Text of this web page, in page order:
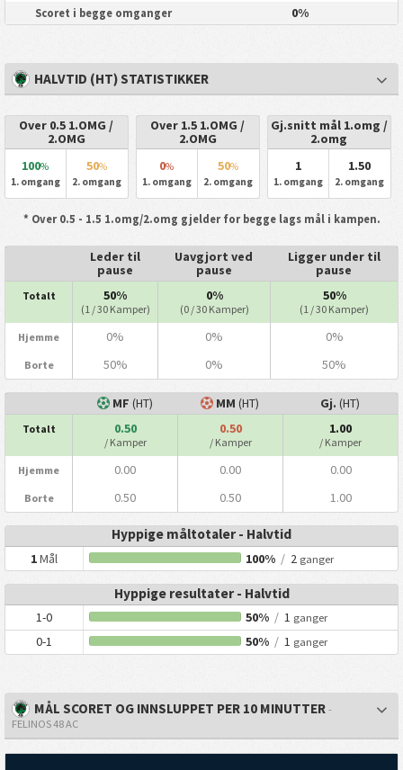
Scoret i begge omganger 0%
HALVTID (HT) STATISTIKKER
Over 0.5 1.OMG /
2.OMG
100%
1. omgang
50%
2. omgang
Over 1.5 1.OMG /
2.OMG
0%
1. omgang
50%
2. omgang
Gj.snitt mål 1.omg /
2.omg
1
1. omgang
1.50
2. omgang
* Over 0.5 - 1.5 1.omg/2.omg gjelder for begge lags mål i kampen.
Leder til
pause
Uavgjort ved
pause
Ligger under til
pause
Totalt 50%
(1 / 30 Kamper)
0%
(0 / 30 Kamper)
50%
(1 / 30 Kamper)
Hjemme 0% 0% 0%
Borte 50% 0% 50%
MF (HT) MM (HT) Gj. (HT)
Totalt 0.50
/ Kamper
0.50
/ Kamper
1.00
/ Kamper
Hjemme 0.00 0.00 0.00
Borte 0.50 0.50 1.00
Hyppige måltotaler - Halvtid
1Mål 100% / 2 ganger
Hyppige resultater - Halvtid
1-0 50% / 1 ganger
0-1 50% / 1 ganger
MÅL SCORET OG INNSLUPPET PER 10 MINUTTER -
FELINOS 48 AC